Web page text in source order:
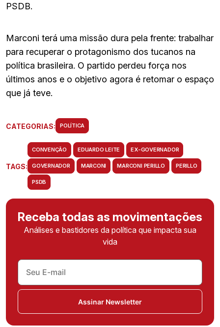
PSDB.
Marconi terá uma missão dura pela frente: trabalhar
para recuperar o protagonismo dos tucanos na
política brasileira. O partido perdeu força nos
últimos anos e o objetivo agora é retomar o espaço
que já teve.
CATEGORIAS: POLÍTICA
TAGS:
CONVENÇÃO EDUARDO LEITE EX-GOVERNADOR
GOVERNADOR MARCONI MARCONI PERILLO PERILLO
PSDB
Receba todas as movimentações
Análises e bastidores da política que impacta sua
vida
Assinar Newsletter